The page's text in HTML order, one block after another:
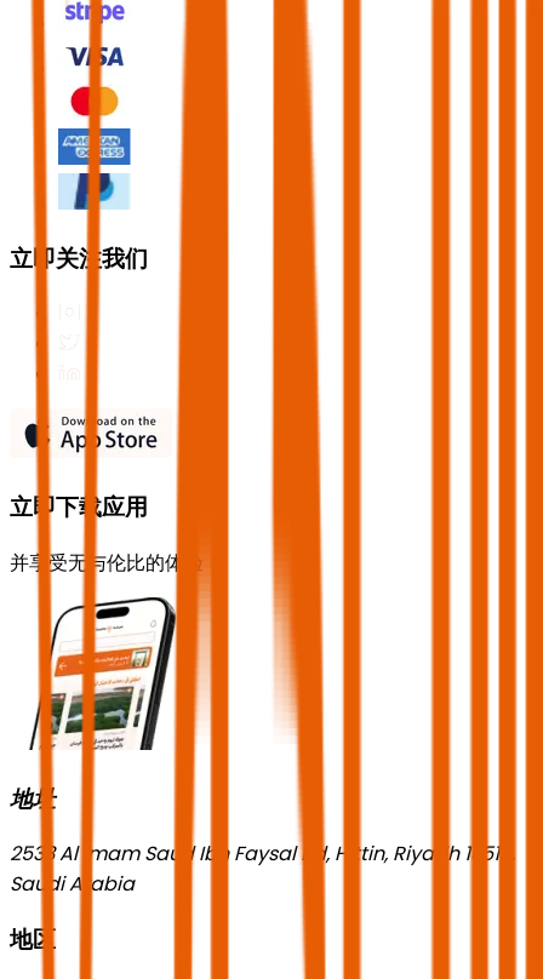
立即关注我们
立即下载应用
并享受无与伦比的体验！
地址
2533 Al Imam Saud Ibn Faysal Rd, Hittin, Riyadh 13518,
Saudi Arabia
地区